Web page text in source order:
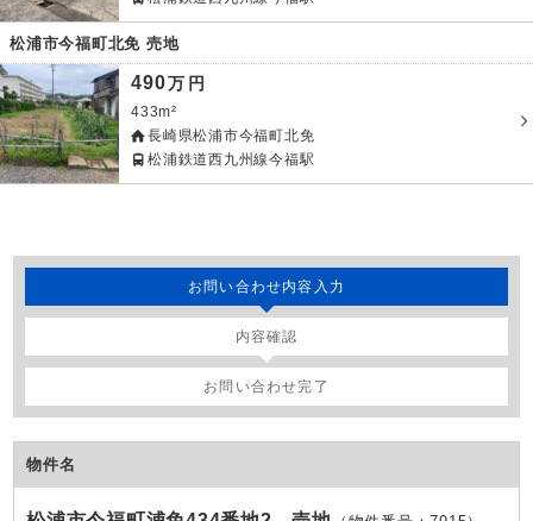
松浦市今福町北免 売地
490万 円
433m²
長崎県松浦市今福町北免
松浦鉄道西九州線今福駅
お問い合わせ内容入力
内容確認
お問い合わせ完了
物件名